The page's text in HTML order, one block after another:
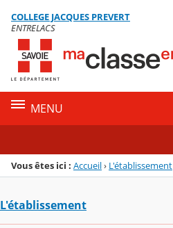
Menu de la rubrique
Contenu
COLLEGE JACQUES PREVERT
ENTRELACS
MENU
Vous êtes ici : Accueil› L'établissement
L'établissement